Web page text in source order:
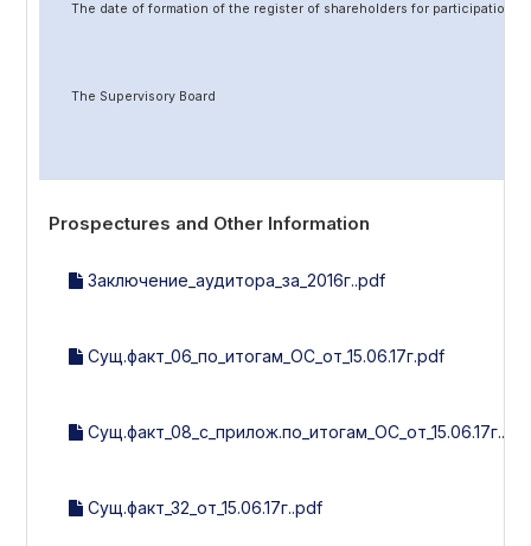
The date of formation of the register of shareholders for participation
The Supervisory Board
Prospectures and Other Information
Заключение_аудитора_за_2016г..pdf
Сущ.факт_06_по_итогам_ОС_от_15.06.17г.pdf
Сущ.факт_08_с_прилож.по_итогам_ОС_от_15.06.17г..pdf
Сущ.факт_32_от_15.06.17г..pdf